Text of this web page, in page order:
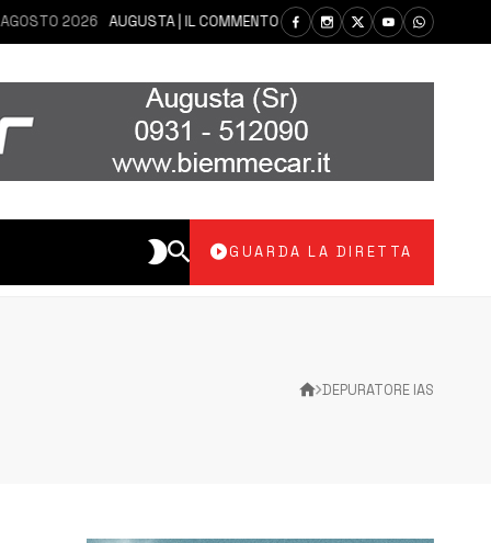
2026 AUGUSTA | IL COMMENTO DEI PARLAMENTARI CANNATA E AUTERI
GUARDA LA DIRETTA
DEPURATORE IAS